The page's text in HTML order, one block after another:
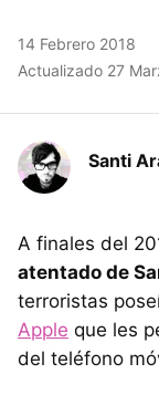
14 Febrero 2018
Actualizado 27
Santi
A finales del
atentado de
terroristas
Apple que les
del teléfono